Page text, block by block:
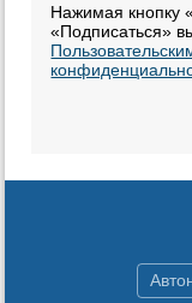
Нажимая кнопку
«Подписаться»